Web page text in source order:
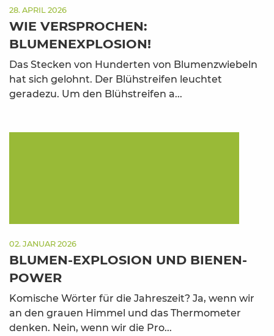
28. APRIL 2026
WIE VERSPROCHEN:
BLUMENEXPLOSION!
Das Stecken von Hunderten von Blumenzwiebeln
hat sich gelohnt. Der Blühstreifen leuchtet
geradezu. Um den Blühstreifen a...
02. JANUAR 2026
BLUMEN-EXPLOSION UND BIENEN-
POWER
Komische Wörter für die Jahreszeit? Ja, wenn wir
an den grauen Himmel und das Thermometer
denken. Nein, wenn wir die Pro...